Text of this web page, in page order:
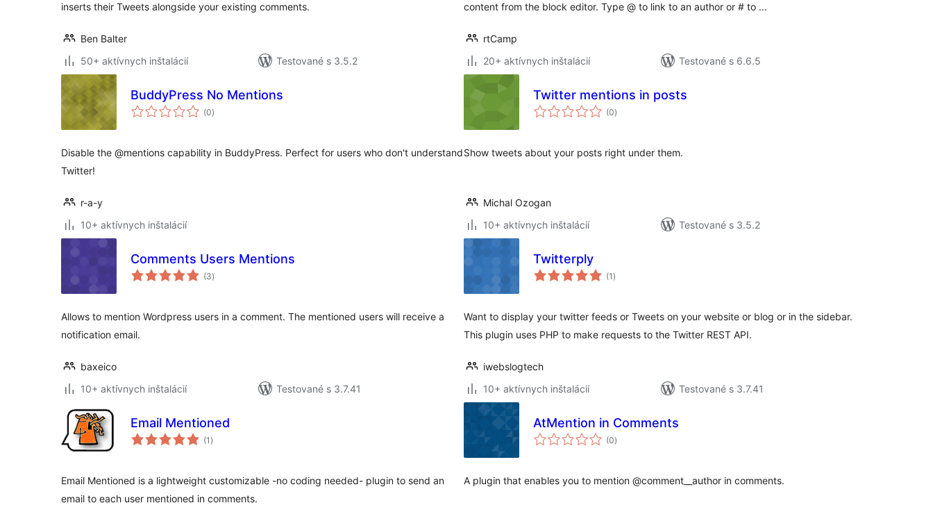
inserts their Tweets alongside your existing comments.
Ben Balter
50+ aktívnych inštalácií
Testované s 3.5.2
content from the block editor. Type @ to link to an author or # to …
rtCamp
20+ aktívnych inštalácií
Testované s 6.6.5
BuddyPress No Mentions
(0celkové
hodnotenie
)
Disable the @mentions capability in BuddyPress. Perfect for users who don't understand
Twitter!
r-a-y
10+ aktívnych inštalácií
Twitter mentions in posts
(0celkové
hodnotenie
)
Show tweets about your posts right under them.
Michal Ozogan
10+ aktívnych inštalácií
Testované s 3.5.2
Comments Users Mentions
(3celkové
hodnotenie
)
Allows to mention Wordpress users in a comment. The mentioned users will receive a
notification email.
baxeico
10+ aktívnych inštalácií
Testované s 3.7.41
Twitterply
(1 celkové
hodnotenie
)
Want to display your twitter feeds or Tweets on your website or blog or in the sidebar.
This plugin uses PHP to make requests to the Twitter REST API.
iwebslogtech
10+ aktívnych inštalácií
Testované s 3.7.41
Email Mentioned
(1 celkové
hodnotenie
)
Email Mentioned is a lightweight customizable -no coding needed- plugin to send an
email to each user mentioned in comments.
AtMention in Comments
(0celkové
hodnotenie
)
A plugin that enables you to mention @comment__author in comments.